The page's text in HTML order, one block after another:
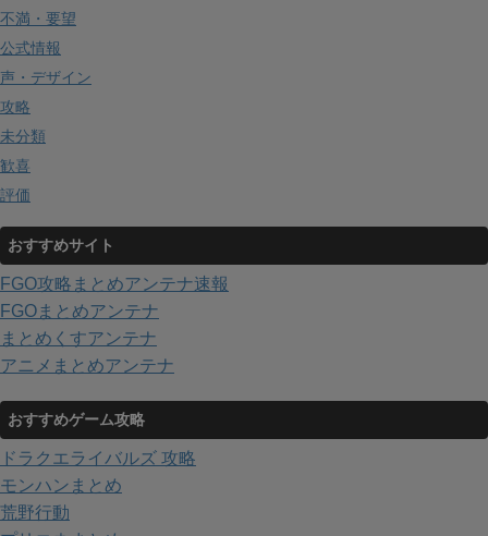
不満・要望
公式情報
声・デザイン
攻略
未分類
歓喜
評価
おすすめサイト
FGO攻略まとめアンテナ速報
FGOまとめアンテナ
まとめくすアンテナ
アニメまとめアンテナ
おすすめゲーム攻略
ドラクエライバルズ 攻略
モンハンまとめ
荒野行動